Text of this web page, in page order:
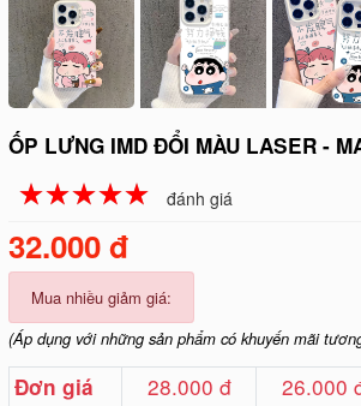
ỐP LƯNG IMD ĐỔI MÀU LASER -
☆☆☆☆☆
★★★★★ đánh giá
32.000 đ
Mua nhiều giảm giá:
(Áp dụng với những sản phẩm có khuyến mãi
Đơn giá 28.000 đ 26.000